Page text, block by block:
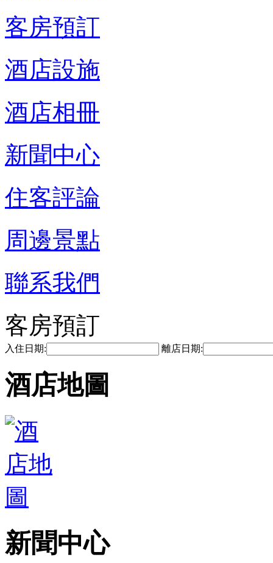
客房預訂
酒店設施
酒店相冊
新聞中心
住客評論
周邊景點
聯系我們
客房預訂
入住日期: 離店日期:
酒店地圖
新聞中心